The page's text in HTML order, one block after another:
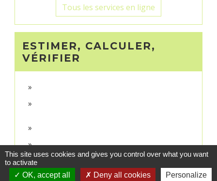
Tous les services en ligne
ESTIMER, CALCULER,
VÉRIFIER
This site uses cookies and gives you control over what you want
to activate
OK, accept all
Deny all cookies Personalize